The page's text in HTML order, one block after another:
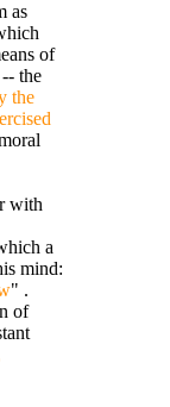
as:
of
the
the
with
a
mind:
" .
of